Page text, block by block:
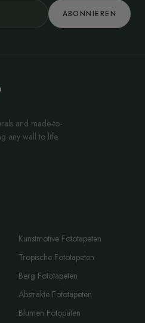
ABONNIEREN
and made-to-
any wall to life.
Kunstmotive Fototapeten
Tropische Fototapeten
Berg Fototapeten
Abstrakte Fototapeten
Blumen Fotopaten